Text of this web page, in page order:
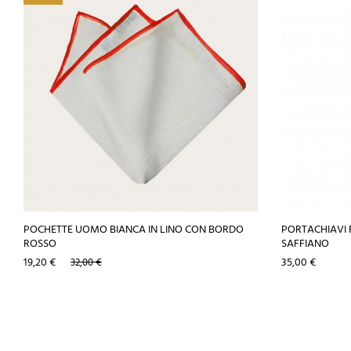
POCHETTE UOMO BIANCA IN LINO CON BORDO
ROSSO
Prezzo
19,20 € Prezzo
32,00 €
PORTACHIAVI
SAFFIANO
Prezzo
35,00 €